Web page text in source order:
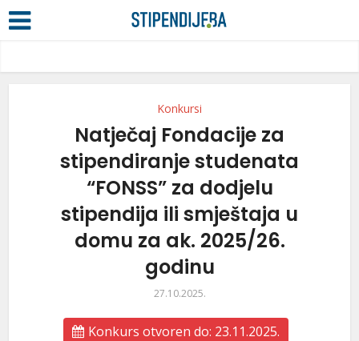
Konkursi
Natječaj Fondacije za
stipendiranje studenata
“FONSS” za dodjelu
stipendija ili smještaja u
domu za ak. 2025/26.
godinu
27.10.2025.
Konkurs otvoren do: 23.11.2025.